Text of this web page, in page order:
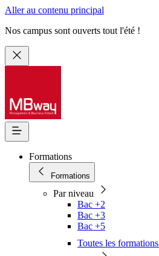
Aller au contenu principal
Nos campus sont ouverts tout l'été !
Formations
Formations
Par niveau
Bac +2
Bac +3
Bac +5
Toutes les formations